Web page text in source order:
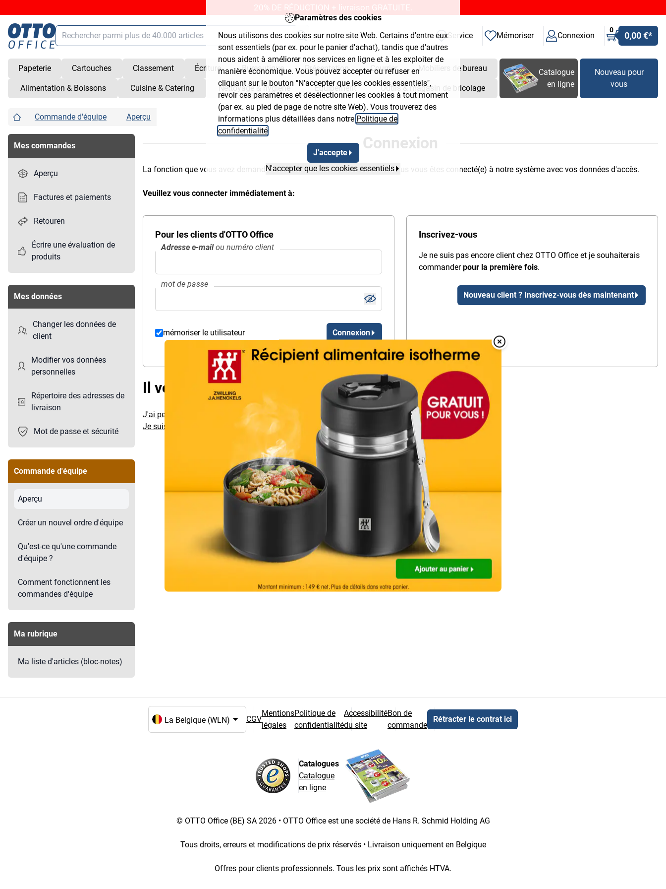
Paramètres des cookies
Nous utilisons des cookies sur notre site Web. Certains d'entre eux
sont essentiels (par ex. pour le panier d'achat), tandis que d'autres
nous aident à améliorer nos services en ligne et à les exploiter de
manière économique. Vous pouvez accepter ou refuser en
cliquant sur le bouton "N'accepter que les cookies essentiels",
revoir ces paramètres et désélectionner les cookies à tout moment
(par ex. au pied de page de notre site Web). Vous trouverez des
informations plus détaillées dans notre Politique de
confidentialité
J'accepte
N'accepter que les cookies essentiels
Overlay
Overlay Fermer
Contenu principal (Sauter la navigation)
Chercher alt + /
Panier
shift + alt +
Ouvrir/fermer les raccourcis
shift + alt + Z
20% DE RÉDUCTION + livraison GRATUITE.
Chercher
Service Mémoriser Connexion
0
0,00 €*
Papeterie Cartouches Classement Écriture Bureautique Présentation Courrier Mobiliers de bureau
Alimentation & Boissons Cuisine & Catering Nettoyage & hygiène Équipement Outils & magasin de bricolage
Catalogue
en ligne
Nouveau pour
vous
Commande d'équipe Aperçu
Mes commandes
Aperçu
Factures et paiements
Retouren
Écrire une évaluation de
produits
Mes données
Changer les données de
client
Modifier vos données
personnelles
Répertoire des adresses de
livraison
Mot de passe et sécurité
Commande d'équipe
Aperçu
Créer un nouvel ordre d'équipe
Qu'est-ce qu'une commande
d'équipe ?
Comment fonctionnent les
commandes d'équipe
Ma rubrique
Ma liste d'articles (bloc-notes)
Connexion
La fonction que vous avez demandée ne sera à votre disposition que si vous vous êtes connecté(e) à notre système avec vos données d'accès.
Veuillez vous connecter immédiatement à:
Pour les clients d'OTTO Office
Adresse e-mailou numéro client
mot de passe
mémoriser le utilisateur Connexion
Inscrivez-vous
Je ne suis pas encore client chez OTTO Office et je souhaiterais
commanderpour la première fois.
Nouveau client ? Inscrivez-vous dès maintenant
Il vous manquent des donnés d’accès ?
J'ai perdu mon mot de passe !
Je suis client mais je n’ai pas encore de mot de passe.
Choix de la langue et du pays
CGV
Mentions
légales
Politique de
confidentialité
Accessibilité
du site
Bon de
commande
Rétracter le contrat ici
Catalogues
Catalogue
en ligne
© OTTO Office (BE) SA 2026 • OTTO Office est une société de Hans R. Schmid Holding AG
Tous droits, erreurs et modifications de prix réservés • Livraison uniquement en Belgique
Offres pour clients professionnels. Tous les prix sont affichés HTVA.